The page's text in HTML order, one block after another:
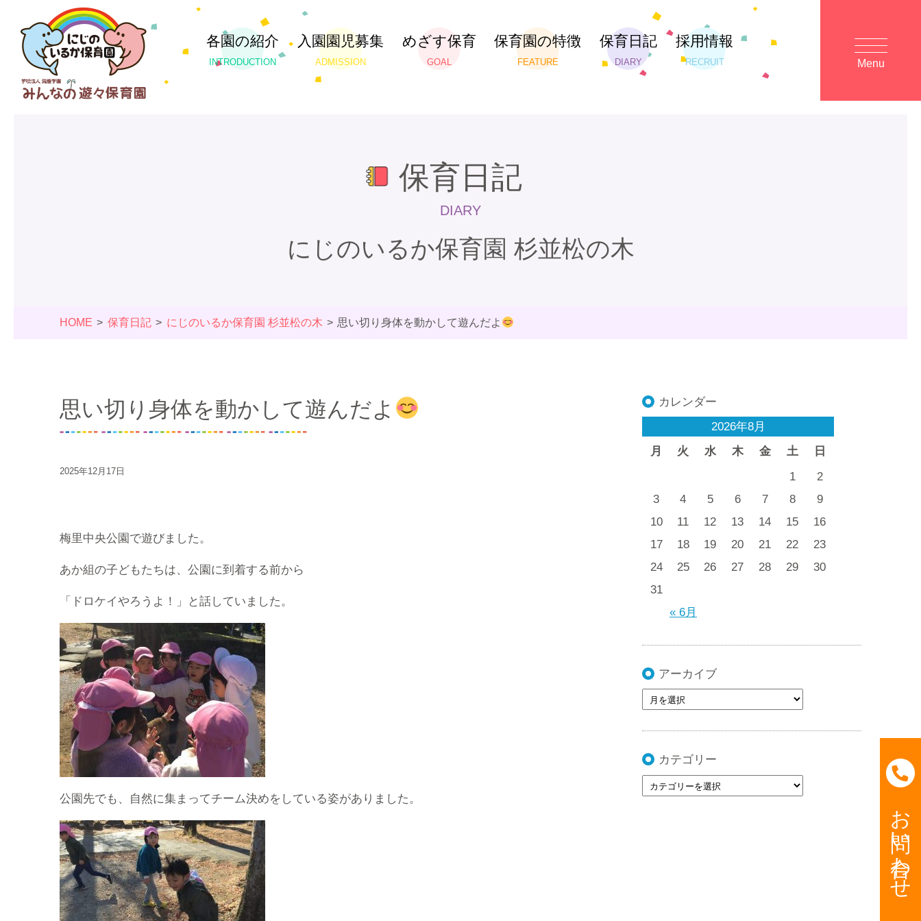
各園の紹介
INTRODUCTION
入園園児募集
ADMISSION
めざす保育
GOAL
保育園の特徴
FEATURE
保育日記
DIARY
採用情報
RECRUIT Menu
保育日記
DIARY
にじのいるか保育園 杉並松の木
HOME 保育日記 にじのいるか保育園 杉並松の木 思い切り身体を動かして遊んだよ
思い切り身体を動かして遊んだよ
2025年12月17日
梅里中央公園で遊びました。
あか組の子どもたちは、公園に到着する前から
「ドロケイやろうよ！」と話していました。
公園先でも、自然に集まってチーム決めをしている姿がありました。
カレンダー
2026年8月
月
火 水 木 金 土 日
« 6月
1
2
3
4 5 6 7 8
9
10
11 12 13 14 15
16
17
18 19 20 21 22
23
24
25 26 27 28 29
30
31
アーカイブ
カテゴリー
お問い合わせ